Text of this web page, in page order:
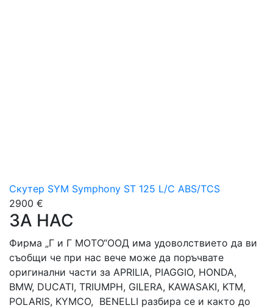
Скутер SYM Symphony ST 125 L/C ABS/TCS
2900 €
ЗА НАС
Фирма „Г и Г МОТО“ООД има удоволствието да ви
съобщи че при нас вече може да поръчвате
оригинални части за APRILIA, PIAGGIO, HONDA,
BMW, DUCATI, TRIUMPH, GILERA, KAWASAKI, KTM,
POLARIS, KYMCO, BENELLI разбира се и както до